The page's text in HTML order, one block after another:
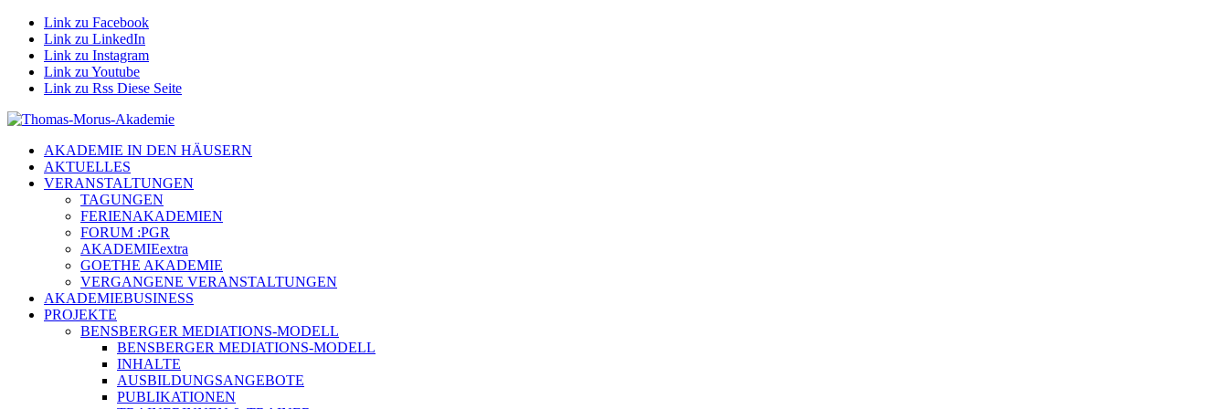
Link zu Facebook
Link zu LinkedIn
Link zu Instagram
Link zu Youtube
Link zu Rss Diese Seite
AKADEMIE IN DEN HÄUSERN
AKTUELLES
VERANSTALTUNGEN
TAGUNGEN
FERIENAKADEMIEN
FORUM :PGR
AKADEMIEextra
GOETHE AKADEMIE
VERGANGENE VERANSTALTUNGEN
AKADEMIEBUSINESS
PROJEKTE
BENSBERGER MEDIATIONS-MODELL
BENSBERGER MEDIATIONS-MODELL
INHALTE
AUSBILDUNGSANGEBOTE
PUBLIKATIONEN